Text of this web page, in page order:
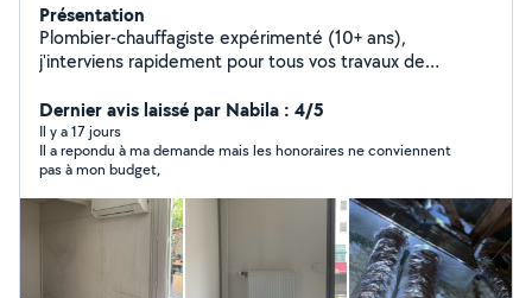
Présentation
Plombier-chauffagiste expérimenté (10+ ans),
j'interviens rapidement pour tous vos travaux de
rénovation et entretien réalisés avec professionnalisme.
Travail soigné, tarifs transparents et devis gratuit. Faites
appel à un artisan de confiance !
Dernier avis laissé par Nabila : 4/5
Il y a 17 jours
Il a repondu à ma demande mais les honoraires ne conviennent
pas à mon budget,